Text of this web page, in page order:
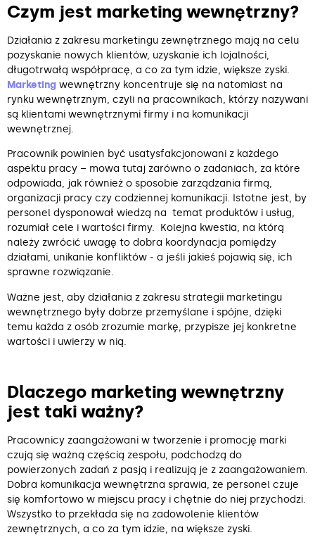
Czym jest marketing wewnętrzny?
Działania z zakresu marketingu zewnętrznego mają na celu
pozyskanie nowych klientów, uzyskanie ich lojalności,
długotrwałą współpracę, a co za tym idzie, większe zyski.
Marketing wewnętrzny koncentruje się na natomiast na
rynku wewnętrznym, czyli na pracownikach, którzy nazywani
są klientami wewnętrznymi firmy i na komunikacji
wewnętrznej.
Pracownik powinien być usatysfakcjonowani z każdego
aspektu pracy – mowa tutaj zarówno o zadaniach, za które
odpowiada, jak również o sposobie zarządzania firmą,
organizacji pracy czy codziennej komunikacji. Istotne jest, by
personel dysponował wiedzą na temat produktów i usług,
rozumiał cele i wartości firmy. Kolejna kwestia, na którą
należy zwrócić uwagę to dobra koordynacja pomiędzy
działami, unikanie konfliktów ‒ a jeśli jakieś pojawią się, ich
sprawne rozwiązanie.
Ważne jest, aby działania z zakresu strategii marketingu
wewnętrznego były dobrze przemyślane i spójne, dzięki
temu każda z osób zrozumie markę, przypisze jej konkretne
wartości i uwierzy w nią.
Dlaczego marketing wewnętrzny
jest taki ważny?
Pracownicy zaangażowani w tworzenie i promocję marki
czują się ważną częścią zespołu, podchodzą do
powierzonych zadań z pasją i realizują je z zaangażowaniem.
Dobra komunikacja wewnętrzna sprawia, że personel czuje
się komfortowo w miejscu pracy i chętnie do niej przychodzi.
Wszystko to przekłada się na zadowolenie klientów
zewnętrznych, a co za tym idzie, na większe zyski.